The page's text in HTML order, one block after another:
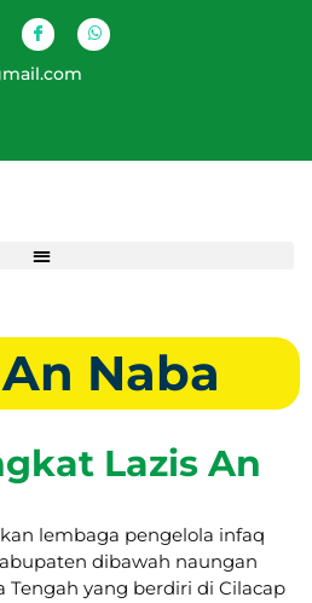
Naba
Lazis An
lembaga pengelola infaq
dibawah naungan
Tengah yang berdiri di Cilacap